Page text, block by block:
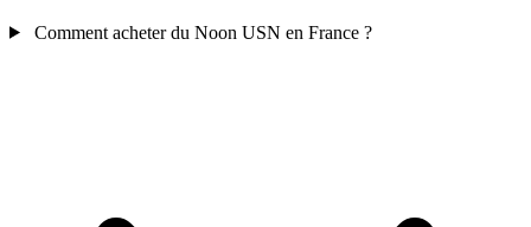
Comment acheter du Noon USN en France ?